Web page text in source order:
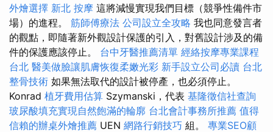
外燴選擇 新北 按摩 這將減慢實現我們目標（競爭性備件市
場）的進程。 筋師傅療法 公司設立全攻略 我也同意發言者
的觀點，即隨著新外觀設計保護的引入，對舊設計涉及的備
件的保護應該停止。 台中牙醫推薦清單 經絡按摩專業課程
台北 醫美做臉讓肌膚恢復柔嫩光彩 新手設立公司必讀 台北
整骨技術 如果無法取代的設計被停產，也必須停止。
Konrad 植牙費用估算 Szymanski，代表 基隆徵信社查詢
玻尿酸填充實現自然飽滿的輪廓 台北會計事務所推薦 值得
信賴的辦桌外燴推薦 UEN 網路行銷技巧 組。 專業SEO顧